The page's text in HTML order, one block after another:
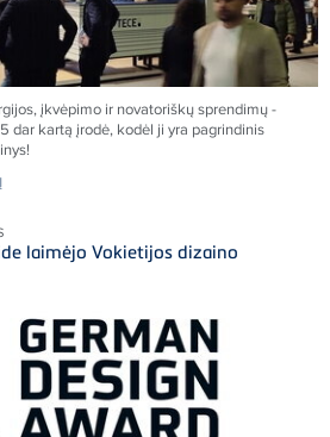
įkvėpimo ir novatoriškų sprendimų -
dar kartą įrodė, kodėl ji yra pagrindinis
laimėjo Vokietijos dizaino